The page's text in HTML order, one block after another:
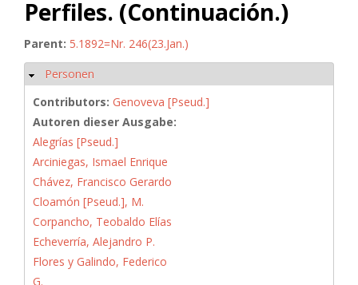
Perfiles. (Continuación.)
Parent: 5.1892=Nr. 246(23.Jan.)
Hide
Personen
Contributors: Genoveva [Pseud.]
Autoren dieser Ausgabe:
Alegrías [Pseud.]
Arciniegas, Ismael Enrique
Chávez, Francisco Gerardo
Cloamón [Pseud.], M.
Corpancho, Teobaldo Elías
Echeverría, Alejandro P.
Flores y Galindo, Federico
G.